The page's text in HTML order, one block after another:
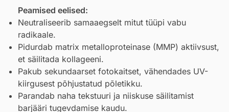
Peamised eelised:
Neutraliseerib samaaegselt mitut tüüpi vabu
radikaale.
Pidurdab matrix metalloproteinase (MMP) aktiivsust,
et säilitada kollageeni.
Pakub sekundaarset fotokaitset, vähendades UV-
kiirgusest põhjustatud põletikku.
Parandab naha tekstuuri ja niiskuse säilitamist
barjääri tugevdamise kaudu.